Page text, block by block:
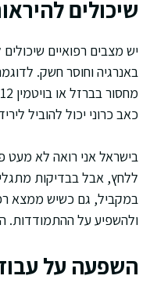
שיכולים
יש מצבים רפואיים
באנרגיה וחוסר חשק.
כאב כרוני יכול להוביל
בישראל אני רואה לא מעט
ללחץ, אבל בבדיקות
במקביל, גם כשיש ממצא
ולהשפיע על ההתמודדות.
השפעה על